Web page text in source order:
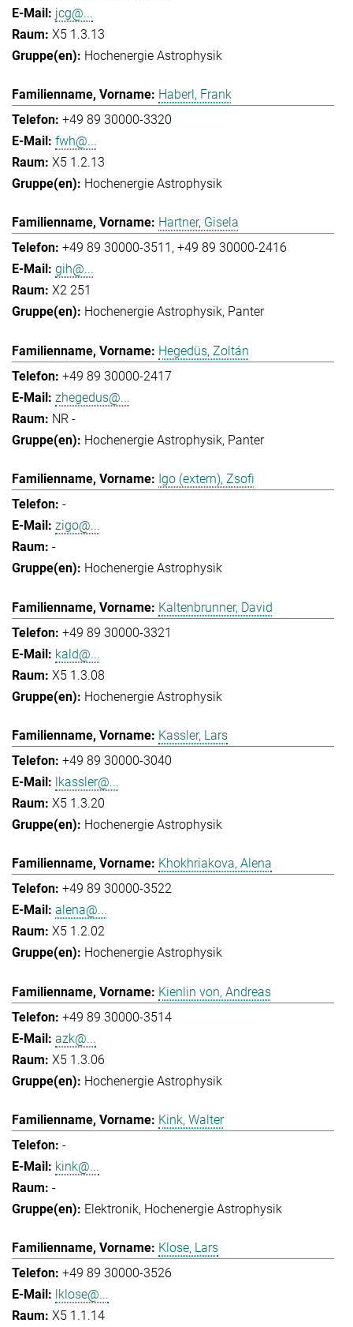
jcg@...
X5 1.3.13
Hochenergie Astrophysik
Haberl, Frank
+49 89 30000-3320
fwh@...
X5 1.2.13
Hochenergie Astrophysik
Hartner, Gisela
+49 89 30000-3511 +49 89 30000-2416
gih@...
X2 251
Hochenergie Astrophysik Panter
Hegedüs, Zoltán
+49 89 30000-2417
zhegedus@...
NR -
Hochenergie Astrophysik Panter
Igo (extern), Zsofi
-
zigo@...
-
Hochenergie Astrophysik
Kaltenbrunner, David
+49 89 30000-3321
kald@...
X5 1.3.08
Hochenergie Astrophysik
Kassler, Lars
+49 89 30000-3040
lkassler@...
X5 1.3.20
Hochenergie Astrophysik
Khokhriakova, Alena
+49 89 30000-3522
alena@...
X5 1.2.02
Hochenergie Astrophysik
Kienlin von, Andreas
+49 89 30000-3514
azk@...
X5 1.3.06
Hochenergie Astrophysik
Kink, Walter
-
kink@...
-
Elektronik Hochenergie Astrophysik
Klose, Lars
+49 89 30000-3526
lklose@...
X5 1.1.14